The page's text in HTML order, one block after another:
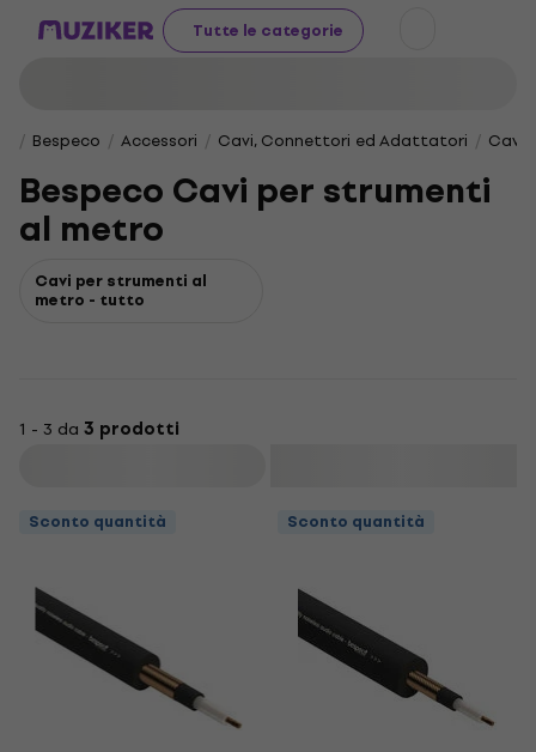
Tutte le categorie
Bespeco Accessori Cavi, Connettori ed Adattatori Cavi
Bespeco Cavi per strumenti
al metro
Cavi per strumenti al
metro - tutto
1 - 3 da 3 prodotti
Sconto quantità Sconto quantità